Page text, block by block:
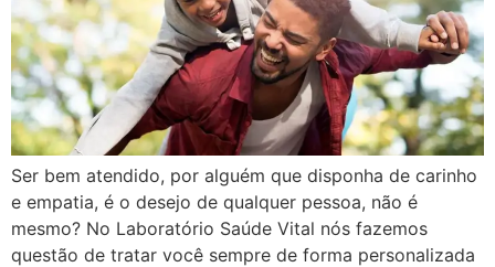
Ser bem atendido, por alguém que disponha de carinho
e empatia, é o desejo de qualquer pessoa, não é
mesmo? No Laboratório Saúde Vital nós fazemos
questão de tratar você sempre de forma personalizada